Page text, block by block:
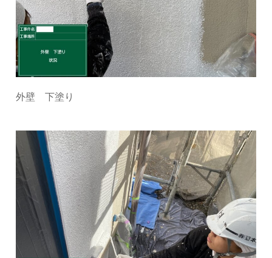
外壁 下塗り